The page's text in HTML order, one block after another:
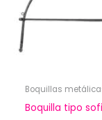
Boquillas
Boquilla tipo